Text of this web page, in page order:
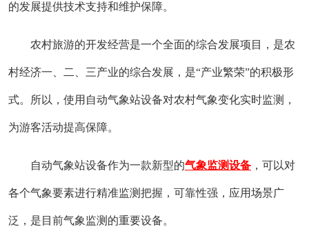
的发展提供技术支持和维护保障。
农村旅游的开发经营是一个全面的综合发展项目，是农
村经济一、二、三产业的综合发展，是“产业繁荣”的积极形
式。所以，使用自动气象站设备对农村气象变化实时监测，
为游客活动提高保障。
自动气象站设备作为一款新型的气象监测设备 ，可以对
各个气象要素进行精准监测把握，可靠性强，应用场景广
泛，是目前气象监测的重要设备。